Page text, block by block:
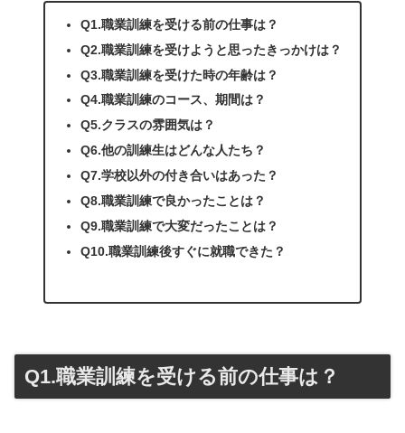
Q1.職業訓練を受ける前の仕事は？
Q2.職業訓練を受けようと思ったきっかけは？
Q3.職業訓練を受けた時の年齢は？
Q4.職業訓練のコース、期間は？
Q5.クラスの雰囲気は？
Q6.他の訓練生はどんな人たち？
Q7.学校以外の付き合いはあった？
Q8.職業訓練で良かったことは？
Q9.職業訓練で大変だったことは？
Q10.職業訓練後すぐに就職できた？
Q1.職業訓練を受ける前の仕事は？